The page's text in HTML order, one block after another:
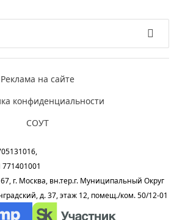
Реклама на сайте
конфиденциальности
СОУТ
г. Москва, вн.тер.г. Муниципальный Округ
д. 37, этаж 12, помещ./ком. 50/12-01